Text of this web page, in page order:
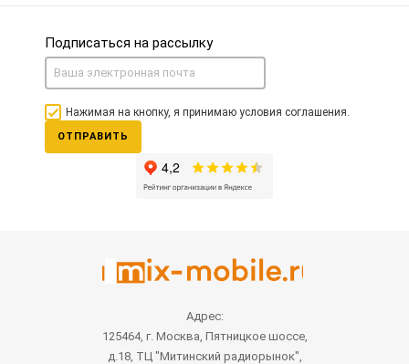
Подписаться на рассылку
Нажимая на кнопку, я принимаю условия соглашения.
ОТПРАВИТЬ
Адрес:
125464, г. Москва, Пятницкое шоссе,
д.18, ТЦ "Митинский радиорынок",